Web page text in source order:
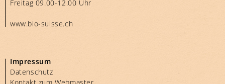
Freitag 09.00-12.00 Uhr
www.bio-suisse.ch
Impressum
Datenschutz